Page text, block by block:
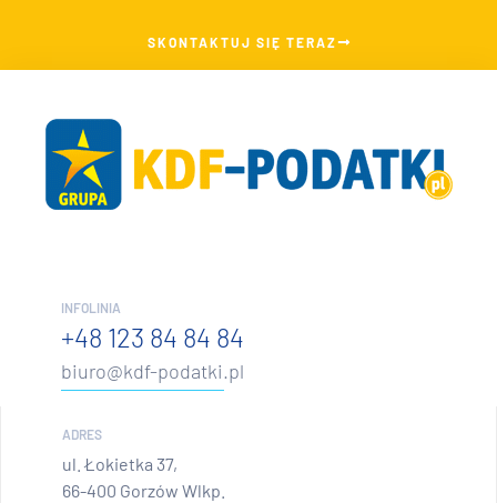
SKONTAKTUJ SIĘ TERAZ
INFOLINIA
+48 123 84 84 84
biuro@kdf-podatki.pl
ADRES
ul. Łokietka 37,
66-400 Gorzów Wlkp.